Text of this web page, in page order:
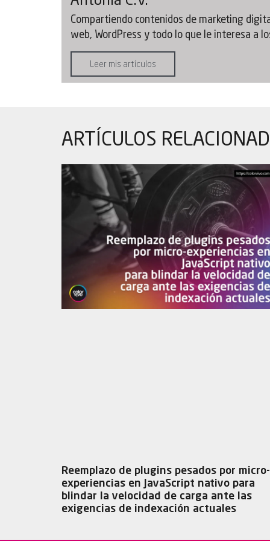
Compartiendo contenidos de marketing
web, WordPress y todo lo que le interesa a
Leer mis artículos
ARTÍCULOS
Reemplazo de plugins pesados por micro-
experiencias en JavaScript nativo para
blindar la velocidad de carga ante las
exigencias de indexación actuales